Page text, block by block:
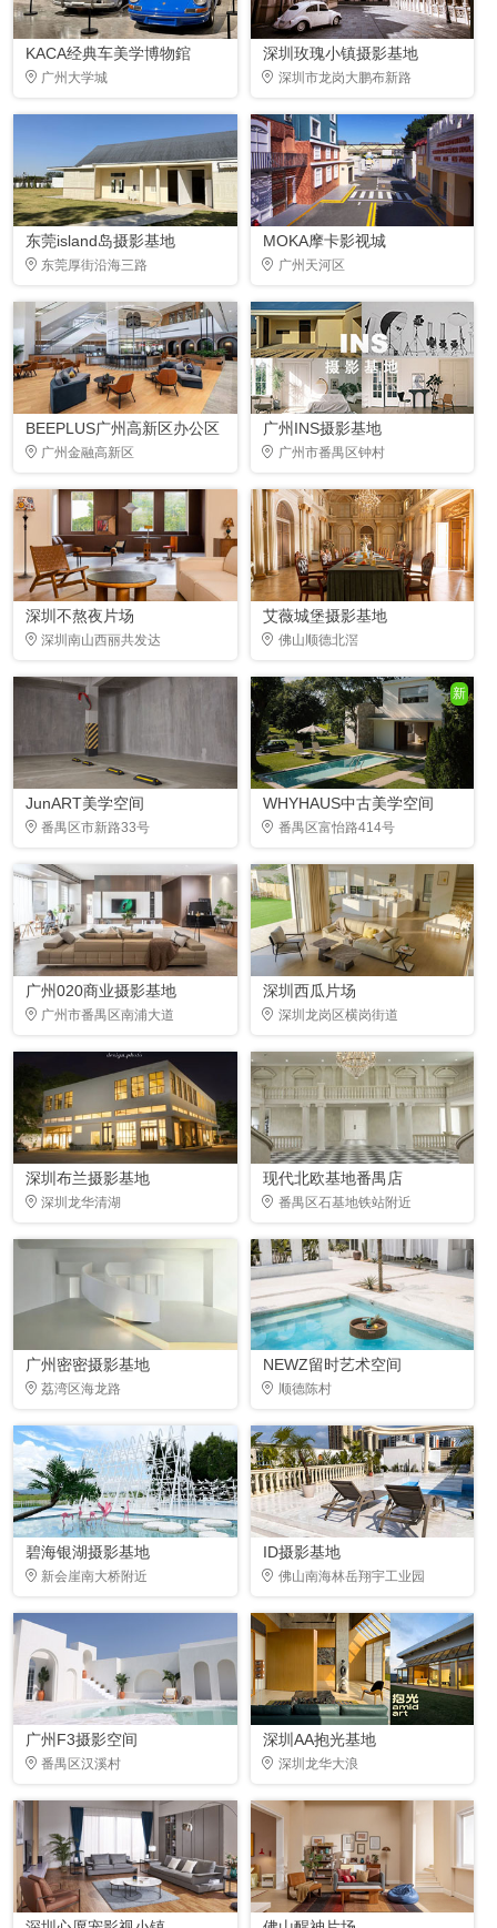
KACA经典车美学博物錧
广州大学城
深圳玫瑰小镇摄影基地
深圳市龙岗大鹏布新路
东莞island岛摄影基地
东莞厚街沿海三路
MOKA摩卡影视城
广州天河区
BEEPLUS广州高新区办公区
广州金融高新区
广州INS摄影基地
广州市番禺区钟村
深圳不熬夜片场
深圳南山西丽共发达
艾薇城堡摄影基地
佛山顺德北滘
JunART美学空间
番禺区市新路33号
新
WHYHAUS中古美学空间
番禺区富怡路414号
广州020商业摄影基地
广州市番禺区南浦大道
深圳西瓜片场
深圳龙岗区横岗街道
深圳布兰摄影基地
深圳龙华清湖
现代北欧基地番禺店
番禺区石基地铁站附近
广州密密摄影基地
荔湾区海龙路
NEWZ留时艺术空间
顺德陈村
碧海银湖摄影基地
新会崖南大桥附近
ID摄影基地
佛山南海林岳翔宇工业园
广州F3摄影空间
番禺区汉溪村
深圳AA抱光基地
深圳龙华大浪